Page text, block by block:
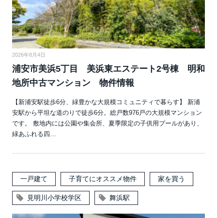
2026年8月4日
浦安市美浜5丁目 美浜東エステート2号棟 明和
地所中古マンション 物件情報
【新浦安駅徒歩6分、緑豊かな大規模コミュニティで暮らす】 新浦
安駅から平坦な道のりで徒歩6分。総戸数976戸の大規模マンション
です。 敷地内には公園や集会所、夏季限定の子供用プールがあり、
緑あふれる四…
一戸建て 子育てにオススメ物件 家を買う
見明川小学校学区 舞浜駅